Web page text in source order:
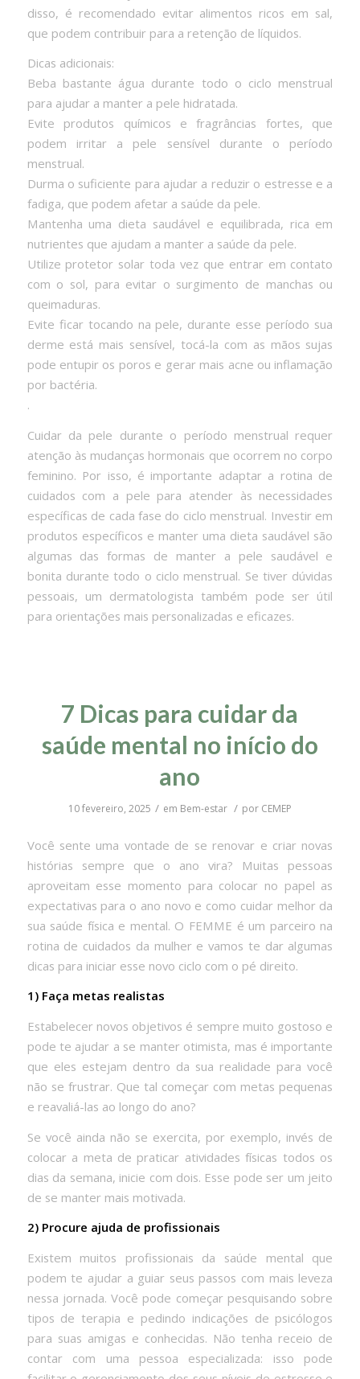
disso, é recomendado evitar alimentos ricos em sal,
que podem contribuir para a retenção de líquidos.
Dicas adicionais:
Beba bastante água durante todo o ciclo menstrual
para ajudar a manter a pele hidratada.
Evite produtos químicos e fragrâncias fortes, que
podem irritar a pele sensível durante o período
menstrual.
Durma o suficiente para ajudar a reduzir o estresse e a
fadiga, que podem afetar a saúde da pele.
Mantenha uma dieta saudável e equilibrada, rica em
nutrientes que ajudam a manter a saúde da pele.
Utilize protetor solar toda vez que entrar em contato
com o sol, para evitar o surgimento de manchas ou
queimaduras.
Evite ficar tocando na pele, durante esse período sua
derme está mais sensível, tocá-la com as mãos sujas
pode entupir os poros e gerar mais acne ou inflamação
por bactéria.
.
Cuidar da pele durante o período menstrual requer
atenção às mudanças hormonais que ocorrem no corpo
feminino. Por isso, é importante adaptar a rotina de
cuidados com a pele para atender às necessidades
específicas de cada fase do ciclo menstrual. Investir em
produtos específicos e manter uma dieta saudável são
algumas das formas de manter a pele saudável e
bonita durante todo o ciclo menstrual. Se tiver dúvidas
pessoais, um dermatologista também pode ser útil
para orientações mais personalizadas e eficazes.
7 Dicas para cuidar da
saúde mental no início do
ano
10 fevereiro, 2025 / em Bem-estar / por CEMEP
Você sente uma vontade de se renovar e criar novas
histórias sempre que o ano vira? Muitas pessoas
aproveitam esse momento para colocar no papel as
expectativas para o ano novo e como cuidar melhor da
sua saúde física e mental. O FEMME é um parceiro na
rotina de cuidados da mulher e vamos te dar algumas
dicas para iniciar esse novo ciclo com o pé direito.
1) Faça metas realistas
Estabelecer novos objetivos é sempre muito gostoso e
pode te ajudar a se manter otimista, mas é importante
que eles estejam dentro da sua realidade para você
não se frustrar. Que tal começar com metas pequenas
e reavaliá-las ao longo do ano?
Se você ainda não se exercita, por exemplo, invés de
colocar a meta de praticar atividades físicas todos os
dias da semana, inicie com dois. Esse pode ser um jeito
de se manter mais motivada.
2) Procure ajuda de profissionais
Existem muitos profissionais da saúde mental que
podem te ajudar a guiar seus passos com mais leveza
nessa jornada. Você pode começar pesquisando sobre
tipos de terapia e pedindo indicações de psicólogos
para suas amigas e conhecidas. Não tenha receio de
contar com uma pessoa especializada: isso pode